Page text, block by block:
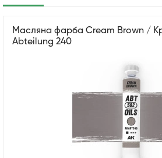
Масляна фарба Cream Brown /
Abteilung 240